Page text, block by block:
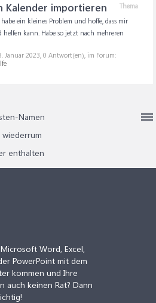
Thema
Kalender importieren
ein kleines Problem und hoffe, dass mir
helfen kann. Habe so jetzt nach mehreren
Januar 2023, 0 Antwort(en), im Forum:
Namen
enthalten
Word, Excel,
PowerPoint mit dem
kommen und Ihre
auch keinen Rat? Dann